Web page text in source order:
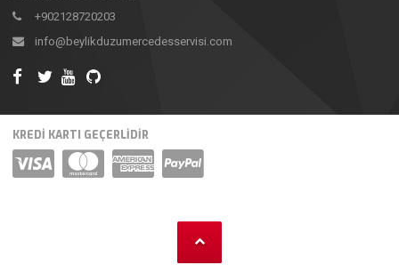
+902128720203
info@beylikduzumercedesservisi.com
KREDİ KARTI GEÇERLİDİR